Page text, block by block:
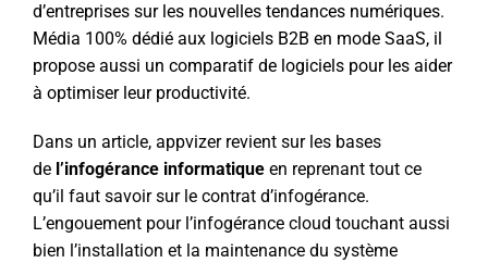
d’entreprises sur les nouvelles tendances numériques.
Média 100% dédié aux logiciels B2B en mode SaaS, il
propose aussi un comparatif de logiciels pour les aider
à optimiser leur productivité.
Dans un article, appvizer revient sur les bases
de l’infogérance informatique en reprenant tout ce
qu’il faut savoir sur le contrat d’infogérance.
L’engouement pour l’infogérance cloud touchant aussi
bien l’installation et la maintenance du système